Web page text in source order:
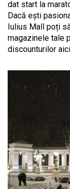
dat start la
Dacă ești
Iulius Mall poți
magazinele tale
discounturilor